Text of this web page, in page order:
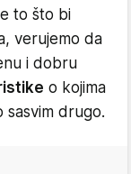
to što bi
verujemo da
i dobru
o kojima
drugo.